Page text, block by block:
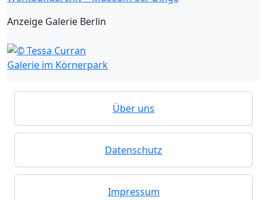
Anzeige Galerie Berlin
Galerie im Körnerpark
Über uns
Datenschutz
Impressum